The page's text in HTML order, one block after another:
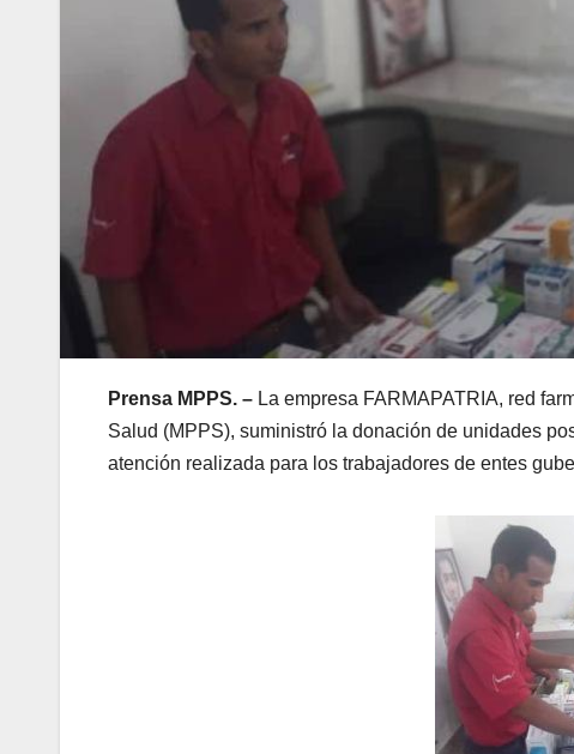
Prensa MPPS. – La empresa FARMAPATRIA, red
Salud (MPPS), suministró la donación de unidades
atención realizada para los trabajadores de entes